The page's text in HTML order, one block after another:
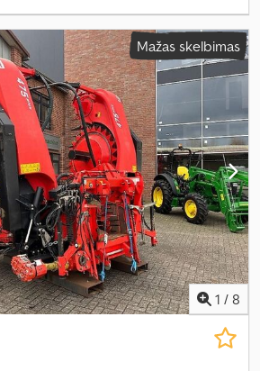
Mažas skelbimas
1 / 8